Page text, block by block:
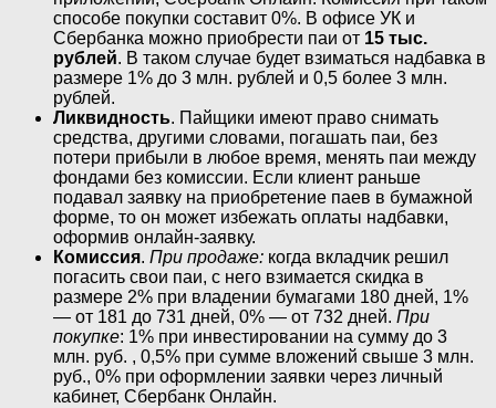
способе покупки составит 0%. В офисе УК и
Сбербанка можно приобрести паи от 15 тыс.
рублей. В таком случае будет взиматься надбавка в
размере 1% до 3 млн. рублей и 0,5 более 3 млн.
рублей.
Ликвидность. Пайщики имеют право снимать
средства, другими словами, погашать паи, без
потери прибыли в любое время, менять паи между
фондами без комиссии. Если клиент раньше
подавал заявку на приобретение паев в бумажной
форме, то он может избежать оплаты надбавки,
оформив онлайн-заявку.
Комиссия. При продаже: когда вкладчик решил
погасить свои паи, с него взимается скидка в
размере 2% при владении бумагами 180 дней, 1%
— от 181 до 731 дней, 0% — от 732 дней. При
покупке: 1% при инвестировании на сумму до 3
млн. руб. , 0,5% при сумме вложений свыше 3 млн.
руб., 0% при оформлении заявки через личный
кабинет, Сбербанк Онлайн.